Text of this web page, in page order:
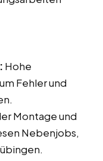
Hohe
Fehler und
Montage und
Nebenjobs,